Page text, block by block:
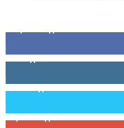
0 Підписників
234 Підписників
9,370 Підписників